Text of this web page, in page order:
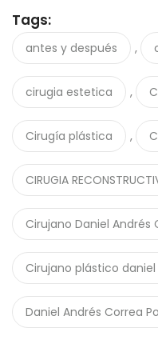
Tags:
antes y después ,
cirugia estetica ,
Cirugía plástica ,
CIRUGIA
Cirujano Daniel Andrés
Cirujano plástico
Daniel Andrés Correa